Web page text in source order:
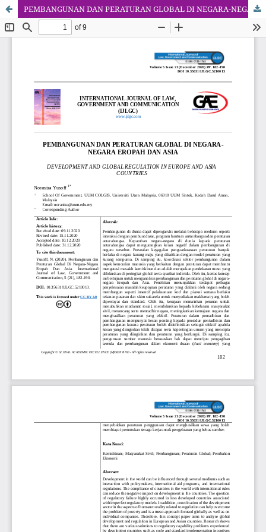
PEMBANGUNAN DAN PERATURAN GLOBAL DI NEGARA-NEGARA EROPAH DAN ASIA